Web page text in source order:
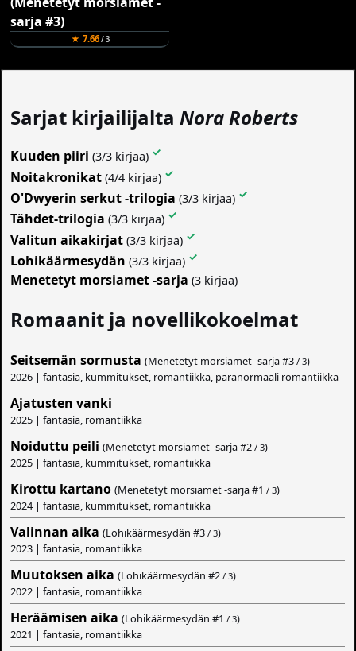
★ 7.66/ 3
Sarjat kirjailijaltaNora Roberts
Kuuden piiri (3/3 kirjaa) ✓
Noitakronikat (4/4 kirjaa) ✓
O'Dwyerin serkut -trilogia (3/3 kirjaa) ✓
Tähdet-trilogia (3/3 kirjaa) ✓
Valitun aikakirjat (3/3 kirjaa) ✓
Lohikäärmesydän (3/3 kirjaa) ✓
Menetetyt morsiamet -sarja (3 kirjaa)
Romaanit ja novellikokoelmat
Seitsemän sormusta (Menetetyt morsiamet -sarja #3 / 3)
2026 | fantasia, kummitukset, romantiikka, paranormaali romantiikka
Ajatusten vanki
2025 | fantasia, romantiikka
Noiduttu peili (Menetetyt morsiamet -sarja #2 / 3)
2025 | fantasia, kummitukset, romantiikka
Kirottu kartano (Menetetyt morsiamet -sarja #1 / 3)
2024 | fantasia, kummitukset, romantiikka
Valinnan aika (Lohikäärmesydän #3 / 3)
2023 | fantasia, romantiikka
Muutoksen aika (Lohikäärmesydän #2 / 3)
2022 | fantasia, romantiikka
Heräämisen aika (Lohikäärmesydän #1 / 3)
2021 | fantasia, romantiikka